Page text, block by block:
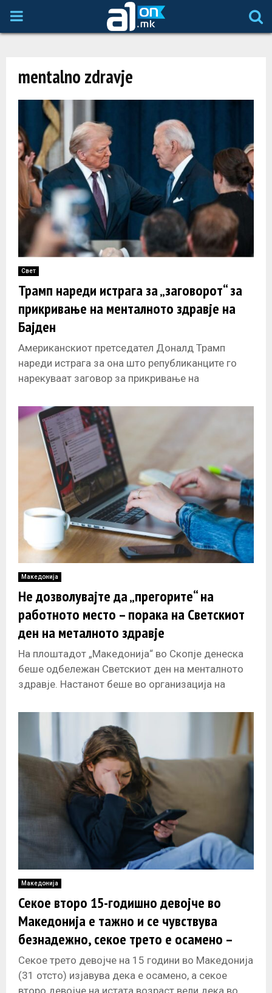
P
A
R
Y
M
E
N
U
mentalno zdravje
Свет
Трамп нареди истрага за „заговорот“ за
прикривање на менталното здравје на
Бајден
Американскиот претседател Доналд Трамп
нареди истрага за она што републиканците го
нарекуваат заговор за прикривање на
време на
Македонија
Не дозволувајте да „прегорите“ на
работното место – порака на Светскиот
ден на металното здравје
На плоштадот „Македонија“ во Скопје денеска
беше одбележан Светскиот ден на менталното
здравје. Настанот беше во организација на
цел подигнување
Македонија
Секое второ 15-годишно девојче во
Mакедонија е тажно и се чувствува
безнадежно, секое трето е осамено –
анализа на СЗО
Секое трето девојче на 15 години во Македонија
(31 отсто) изјавува дека е осамено, a секое
второ девојче на истата возраст вели дека во